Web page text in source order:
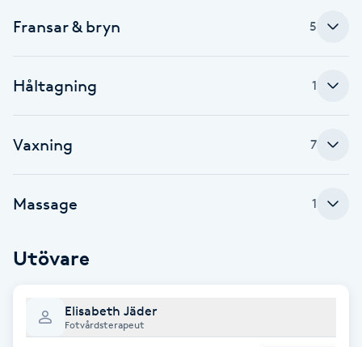
Bröllopsuppsättning
C
Coachning
Color correction
Cryoterapi
Damklippning
Fransar & bryn 5
Håltagning 1
Vaxning 7
Massage 1
Utövare
Elisabeth Jäder
Fotvårdsterapeut